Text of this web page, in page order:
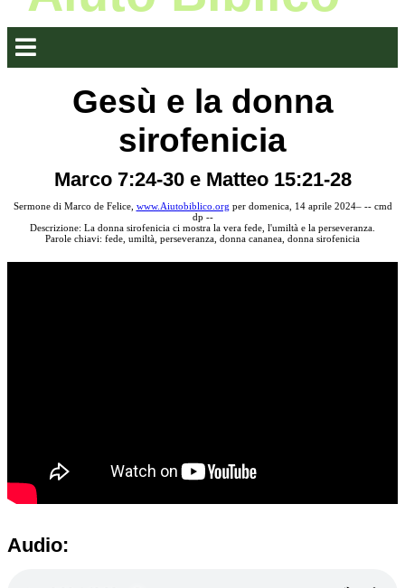
Gesù e la donna
sirofenicia
Marco 7:24-30 e Matteo 15:21-28
Sermone di Marco de Felice, www.Aiutobiblico.org per domenica, 14 aprile 2024– -- cmd
dp --
Descrizione: La donna sirofenicia ci mostra la vera fede, l'umiltà e la perseveranza.
Parole chiavi: fede, umiltà, perseveranza, donna cananea, donna sirofenicia
Audio: